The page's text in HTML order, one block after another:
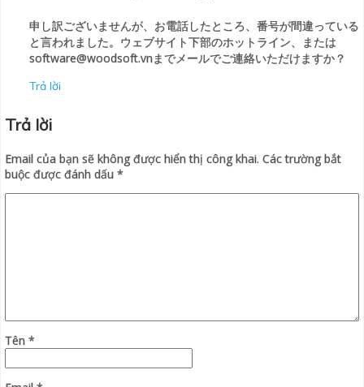
申し訳ございませんが、お電話したところ、番号が間違っている
と言われました。ウェブサイト下部のホットライン、または
software@woodsoft.vnまでメールでご連絡いただけますか？
Trả lời
Trả lời
Email của bạn sẽ không được hiển thị công khai. Các trường bắt
buộc được đánh dấu *
Tên *